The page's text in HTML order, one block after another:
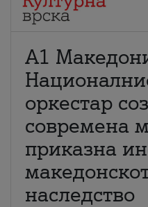
А1
оркестар
современа
приказна
наследство